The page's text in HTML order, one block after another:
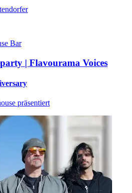
Bar
| Flavourama Voices
präsentiert